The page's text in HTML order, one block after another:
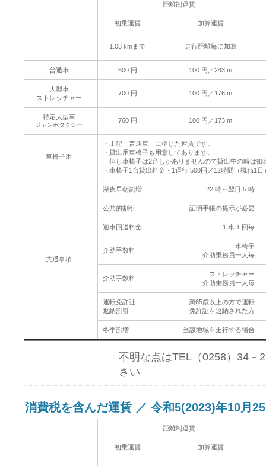
距離制運賃
初乗運賃 加算運賃
1.03 kmまで 走行距離毎に加算
普通車 600 円 100 円／243 m
大型車
ストレッチャー
700 円 100 円／176 m
特定大型車
ジャンボタクシー
760 円 100 円／173 m
車椅子用
・上記「普通車」に準じた運賃です。
・貸出用車椅子も用意してあります。
但し車椅子は2台しかありませんので貸出中の時は御
・車椅子1台貸出料金・1運行 500円／12時間（概ね1日
共通事項
深夜早朝割増 22 時～翌日 5 時
公共的割引 証明手帳の提示が必要
迎車回送料金 1 車 1 回毎
介助手数料
車椅子
介助乗務員一人毎
介助手数料
ストレッチャー
介助乗務員一人毎
運転免許証
返納割引
満65歳以上の方で運転
免許証を返納された方
冬季割増 当該地域を走行する場合
不明な点はTEL（0258）34－
さい
消費税を含んだ運賃 ／ 令和5(2023)年10月
距離制運賃
初乗運賃 加算運賃